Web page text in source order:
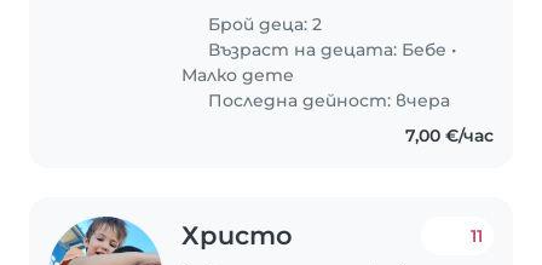
Бащата работи от вкъщи с
изключение на понеделник и
сряда, майката изцяло от
вкъщи(засега)
Брой деца: 2
Възраст на децата: Бебе •
Малко дете
Последна дейност: вчера
7,00 €/час
Христо 11